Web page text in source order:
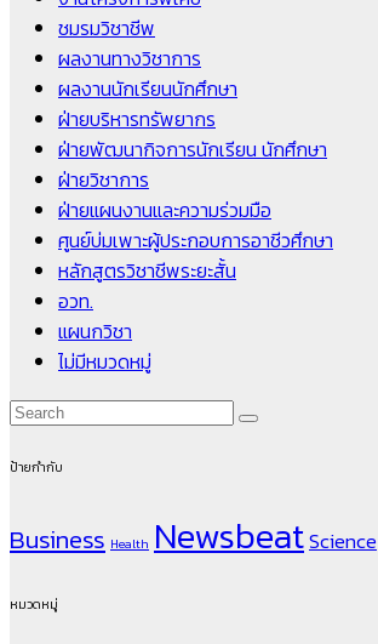
ชมรมวิชาชีพ
ผลงานทางวิชาการ
ผลงานนักเรียนนักศึกษา
ฝ่ายบริหารทรัพยากร
ฝ่ายพัฒนากิจการนักเรียน นักศึกษา
ฝ่ายวิชาการ
ฝ่ายแผนงานและความร่วมมือ
ศูนย์บ่มเพาะผู้ประกอบการอาชีวศึกษา
หลักสูตรวิชาชีพระยะสั้น
อวท.
แผนกวิชา
ไม่มีหมวดหมู่
ป้ายกำกับ
Business Health NewsbeatScience
หมวดหมู่